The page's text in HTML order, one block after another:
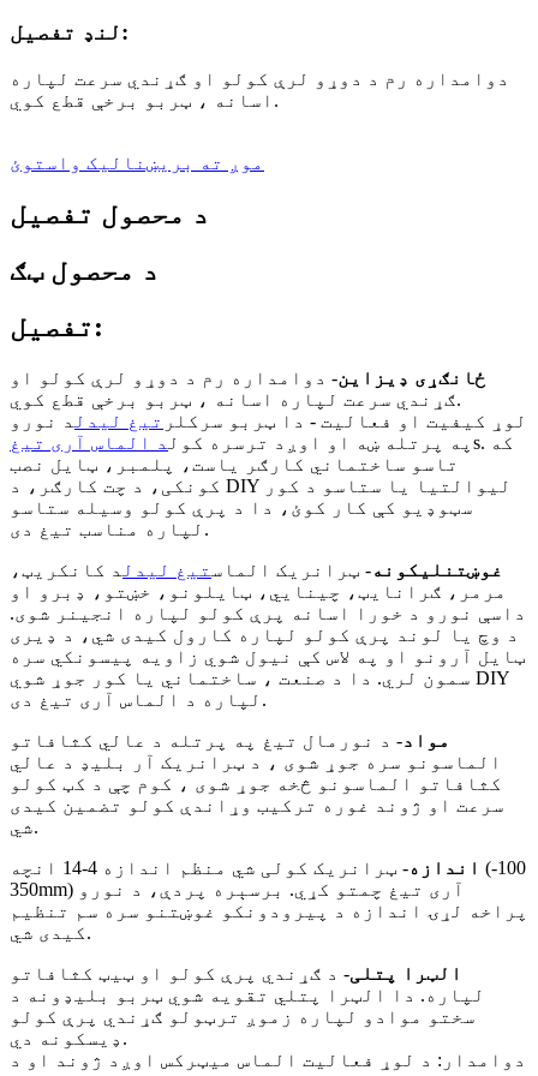
لنډ تفصیل:
دوامداره رم د دوړو لرې کولو او ګړندي سرعت لپاره
اسانه ، ټربو برخې قطع کوي.
موږ ته بریښنالیک واستوئ
د محصول تفصیل
د محصول ټګ
تفصیل:
ځانګړی ډیزاین- دوامداره رم د دوړو لرې کولو او
ګړندي سرعت لپاره اسانه ، ټربو برخې قطع کوي.
لوړ کیفیت او فعالیت - دا ټربو سرکلر تیغ لیدل د نورو
په پرتله ښه او اوږد ترسره کول د الماس آری تیغ
s. که
تاسو ساختماني کارګر یاست، پلمبر، ټایل نصب
کونکی، د چت کارګر، د DIY لیوالتیا یا ستاسو د کور
سټوډیو کې کار کوئ، دا د پرې کولو وسیله ستاسو
لپاره مناسب تیغ دی.
غوښتنلیکونه- ټرانریک الماس تیغ لیدل د کانکریټ،
مرمر، ګرانایټ، چینایي، ټایلونو، خښتو، ډبرو او
داسې نورو د خورا اسانه پرې کولو لپاره انجینر شوی.
د وچ یا لوند پرې کولو لپاره کارول کیدی شي، د ډیری
ټایل آرونو او په لاس کې نیول شوي زاویه پیسونکي سره
سمون لري. دا د صنعت ، ساختماني یا کور جوړ شوي DIY
لپاره د الماس آری تیغ دی.
مواد- د نورمال تیغ په پرتله د عالي کثافاتو
الماسونو سره جوړ شوی ، د ټرانریک آر بلیډ د عالي
کثافاتو الماسونو څخه جوړ شوی ، کوم چې د کټ کولو
سرعت او ژوند غوره ترکیب وړاندې کولو تضمین کیدی
شي.
اندازه
- ټرانریک کولی شي منظم اندازه 4-14 انچه (100-
350mm) آری تیغ چمتو کړي. برسېره پردې، د نورو
پراخه لړۍ اندازه د پیرودونکو غوښتنو سره سم تنظیم
کیدی شي.
الټرا پتلی- د ګړندي پرې کولو او ټیټ کثافاتو
لپاره. دا الټرا پتلي تقویه شوي ټربو بلیډونه د
سختو موادو لپاره زموږ ترټولو ګړندي پرې کولو
ډیسکونه دي.
دوامدار: د لوړ فعالیت الماس میټرکس اوږد ژوند او د